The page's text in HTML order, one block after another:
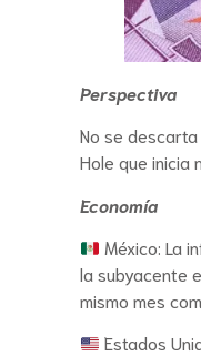
Perspectiva
No se
Hole que inicia
Economía
México: La
la subyacente
mismo mes
Estados